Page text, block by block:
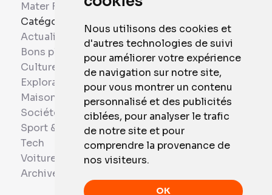
Nous utilisons des cookies et
d'autres technologies de suivi
pour améliorer votre expérience
de navigation sur notre site,
pour vous montrer un contenu
personnalisé et des publicités
ciblées, pour analyser le trafic
de notre site et pour
comprendre la provenance de
nos visiteurs.
OK
Mater France
Catégories
Actualités
Bons plans
Culture
Exploration
Maison et Domotique
Société
Sport & Santé
Tech
Voitures
Archives